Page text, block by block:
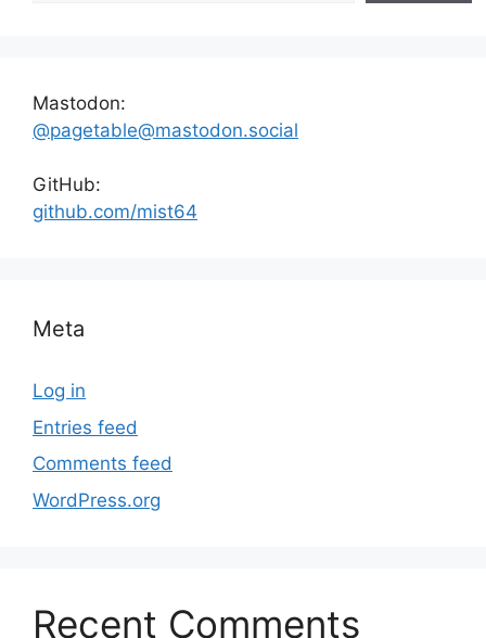
Mastodon:
@pagetable@mastodon.social
GitHub:
github.com/mist64
Meta
Log in
Entries feed
Comments feed
WordPress.org
Recent Comments